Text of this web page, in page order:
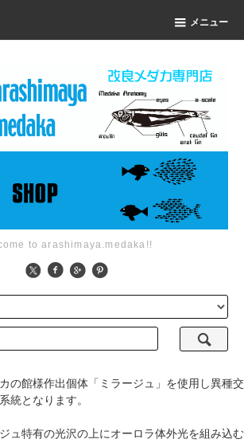
メニュー
to arashimaya.medaka!!
の館様作出個体「ミラージュ」を使用し異種交
統となります。
ュ特有の光沢の上にオーロラ体外光を組み込む